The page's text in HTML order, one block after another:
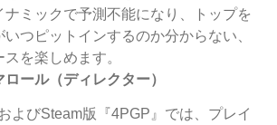
ナミックで予測不能になり、トップを
つピットインするのか分からない、
を楽しめます。
ール（ディレクター）
よびSteam版『4PGP』では、プレイ